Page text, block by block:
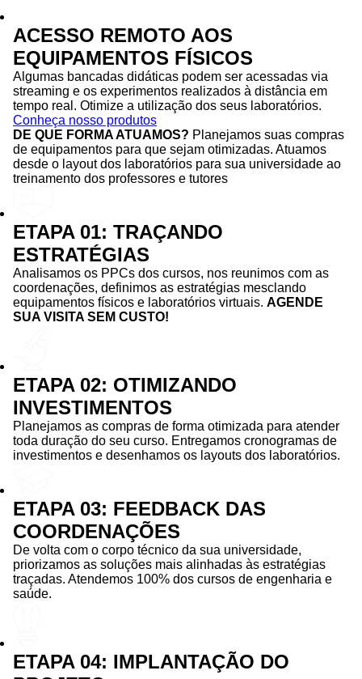
ACESSO REMOTO AOS
EQUIPAMENTOS FÍSICOS
Algumas bancadas didáticas podem ser acessadas via
streaming e os experimentos realizados à distância em
tempo real. Otimize a utilização dos seus laboratórios.
Conheça nosso produtos
DE QUE FORMA ATUAMOS? Planejamos suas compras
de equipamentos para que sejam otimizadas. Atuamos
desde o layout dos laboratórios para sua universidade ao
treinamento dos professores e tutores
ETAPA 01: TRAÇANDO
ESTRATÉGIAS
Analisamos os PPCs dos cursos, nos reunimos com as
coordenações, definimos as estratégias mesclando
equipamentos físicos e laboratórios virtuais. AGENDE
SUA VISITA SEM CUSTO!
ETAPA 02: OTIMIZANDO
INVESTIMENTOS
Planejamos as compras de forma otimizada para atender
toda duração do seu curso. Entregamos cronogramas de
investimentos e desenhamos os layouts dos laboratórios.
ETAPA 03: FEEDBACK DAS
COORDENAÇÕES
De volta com o corpo técnico da sua universidade,
priorizamos as soluções mais alinhadas às estratégias
traçadas. Atendemos 100% dos cursos de engenharia e
saúde.
ETAPA 04: IMPLANTAÇÃO DO